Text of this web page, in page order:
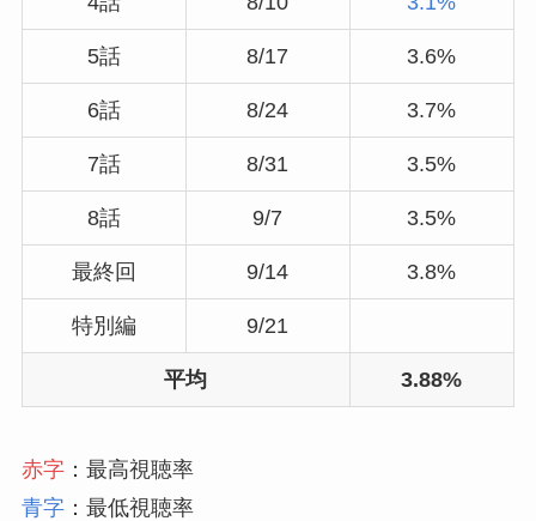
5話 8/17 3.6%
6話 8/24 3.7%
7話 8/31 3.5%
8話 9/7 3.5%
最終回 9/14 3.8%
特別編 9/21
平均 3.88%
赤字：最高視聴率
青字：最低視聴率